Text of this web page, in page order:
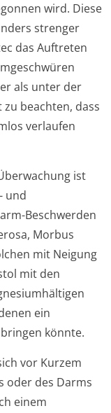
wird. Diese
strenger
das Auftreten
als unter der
zu beachten, dass
verlaufen
ist
und
Beschwerden
Morbus
mit Neigung
mit den
ein
könnte.
vor Kurzem
oder des Darms
einem